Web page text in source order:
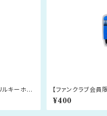
キーホル
【ファンクラブ会
道 413系アクリル
¥400